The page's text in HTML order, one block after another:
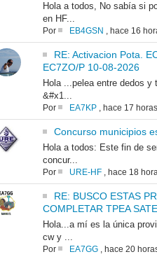
Hola a todos, No sabía si
en HF...
Por EB4GSN , hace 16
RE: Activacion Pota.
EC7ZO/P 10-08-2026
Hola ...pelea entre dedos y
&#x1...
Por EA7KP, hace 17 horas
Concurso municipios
Hola a todos: Este fin de
concur...
Por URE-HF, hace 18
RE: BUSCO ESTAS
COMPLETAR TPEA
Hola...a mí es la única
cw y ...
Por EA7GG, hace 20